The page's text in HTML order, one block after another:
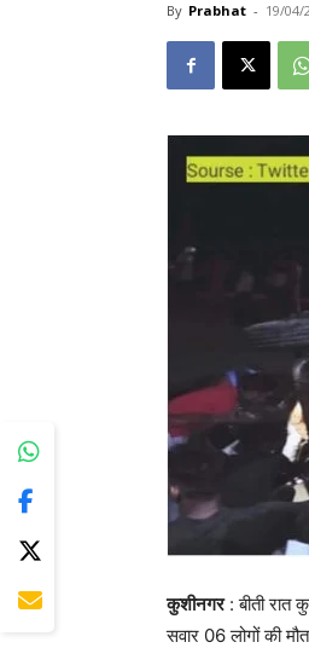
By Prabhat - 19/04/
कुशीनगर: बीती रात
सवार 06 लोगों की